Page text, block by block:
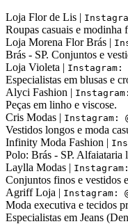
Loja Flor de Lis |
Roupas casuais e modinha
Loja Morena Flor Brás |
Brás - SP. Conjuntos e
Loja Violeta | Instagram:
Especialistas em blusas e
Alyci Fashion |
Peças em linho e viscose.
Cris Modas | Instagram:
Vestidos longos e moda
Infinity Moda Fashion |
Polo: Brás - SP. Alfaiataria
Laylla Modas | Instagram:
Conjuntos finos e vestidos
Agriff Loja | Instagram:
Moda executiva e tecidos
Especialistas em Jeans